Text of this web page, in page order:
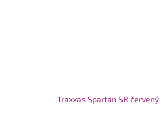
Traxxas Spartan SR červený